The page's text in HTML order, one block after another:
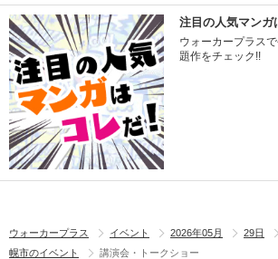
注目の人気マンガ
ウォーカープラス
題作をチェック!!
ウォーカープラス イベント 2026年05月 29日
幌市のイベント
講演会・トークショー